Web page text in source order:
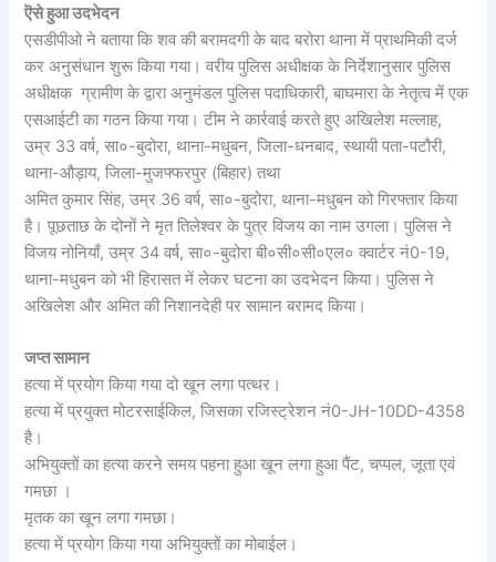
ऎसे हुआ उदभेदन
एसडीपीओ ने बताया कि शव की बरामदगी के बाद बरोरा थाना में प्राथमिकी दर्ज
कर अनुसंधान शुरू किया गया। वरीय पुलिस अधीक्षक के निर्देशानुसार पुलिस
अधीक्षक ग्रामीण के द्वारा अनुमंडल पुलिस पदाधिकारी, बाघमारा के नेतृत्व में एक
एसआईटी का गठन किया गया। टीम ने कार्रवाई करते हुए अखिलेश मल्लाह,
उम्र 33 वर्ष, सा०-बुदोरा, थाना-मधुबन, जिला-धनबाद, स्थायी पता-पटौरी,
थाना-औड़ाय, जिला-मुजफ्फरपुर (बिहार) तथा
अमित कुमार सिंह, उम्र 36 वर्ष, सा०-बुदोरा, थाना-मधुबन को गिरफ्तार किया
है। पूछताछ के दोनों ने मृत तिलेश्वर के पुत्र विजय का नाम उगला। पुलिस ने
विजय नोनियाँ, उम्र 34 वर्ष, सा०-बुदोरा बी०सी०सी०एल० क्वार्टर नं0-19,
थाना-मधुबन को भी हिरासत में लेकर घटना का उदभेदन किया। पुलिस ने
अखिलेश और अमित की निशानदेही पर सामान बरामद किया।
जप्त सामान
हत्या में प्रयोग किया गया दो खून लगा पत्थर।
हत्या में प्रयुक्त मोटरसाईकिल, जिसका रजिस्ट्रेशन नं0-JH-10DD-4358
है।
अभियुक्तों का हत्या करने समय पहना हुआ खून लगा हुआ पैंट, चप्पल, जूता एवं
गमछा ।
मृतक का खून लगा गमछा।
हत्या में प्रयोग किया गया अभियुक्तों का मोबाईल।